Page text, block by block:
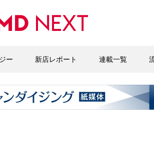
ー 新店レポート 連載一覧